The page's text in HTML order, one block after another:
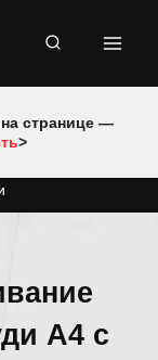
странице —
>
А4 с